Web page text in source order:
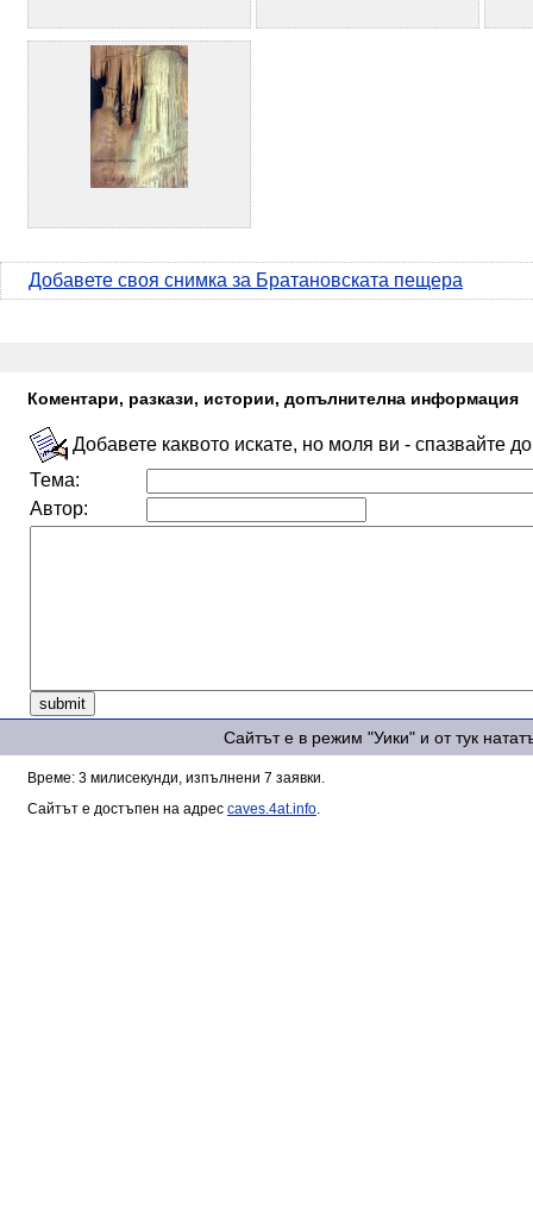
Добавете своя снимка за Братановската пещера
Коментари, разкази, истории, допълнителна информация
Добавете каквото искате, но моля ви - спазвайте
Тема:
Автор:
Сайтът е в режим "Уики" и от тук
Време: 3 милисекунди, изпълнени 7 заявки.
Сайтът е достъпен на адрес caves.4at.info.